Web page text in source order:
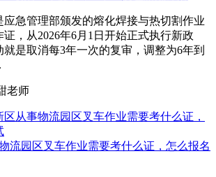
应急管理部颁发的熔化焊接与热切割作业
，从2026年6月1日开始正式执行新政
是取消每3年一次的复审，调整为6年到
老师
流园区叉车作业需要考什么证，怎么报名